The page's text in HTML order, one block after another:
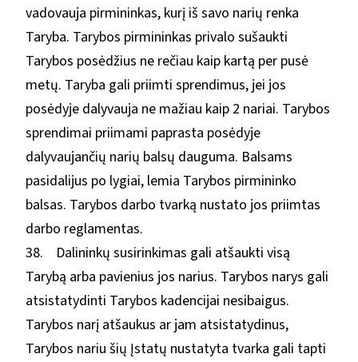
vadovauja pirmininkas, kurį iš savo narių renka
Taryba. Tarybos pirmininkas privalo sušaukti
Tarybos posėdžius ne rečiau kaip kartą per pusė
metų. Taryba gali priimti sprendimus, jei jos
posėdyje dalyvauja ne mažiau kaip 2 nariai. Tarybos
sprendimai priimami paprasta posėdyje
dalyvaujančių narių balsų dauguma. Balsams
pasidalijus po lygiai, lemia Tarybos pirmininko
balsas. Tarybos darbo tvarką nustato jos priimtas
darbo reglamentas.
38. Dalininkų susirinkimas gali atšaukti visą
Tarybą arba pavienius jos narius. Tarybos narys gali
atsistatydinti Tarybos kadencijai nesibaigus.
Tarybos narį atšaukus ar jam atsistatydinus,
Tarybos nariu šių Įstatų nustatyta tvarka gali tapti